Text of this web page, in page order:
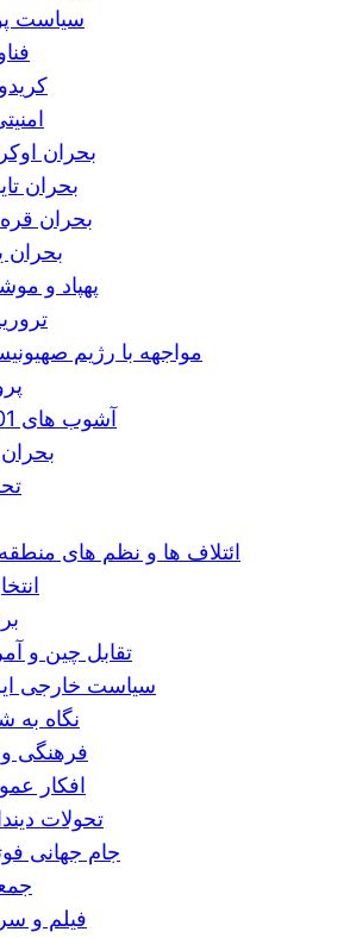
سیاست
بحران
بحران
بحران قره
بحران
پهپاد و
مواجهه با رژیم
آشوب های 1401
ائتلاف ها و نظم های
تقابل چین و
سیاست خارجی
نگاه به
فرهنگی
افکار
تحولات
جام جهانی
فیلم و